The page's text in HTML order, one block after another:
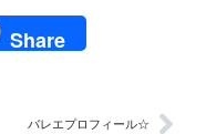
Share
バレエプロフィール☆